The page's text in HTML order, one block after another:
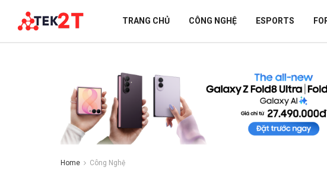
TRANG CHỦ CÔNG NGHỆ ESPORTS
Home Công Nghệ